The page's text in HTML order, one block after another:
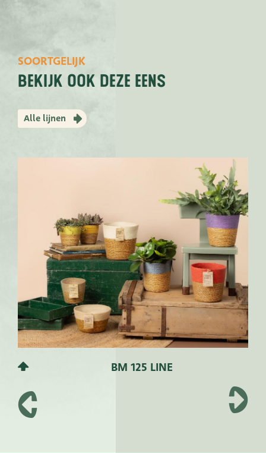
SOORTGELIJK
bekijk ook deze eens
Alle lijnen
BM 125 LINE